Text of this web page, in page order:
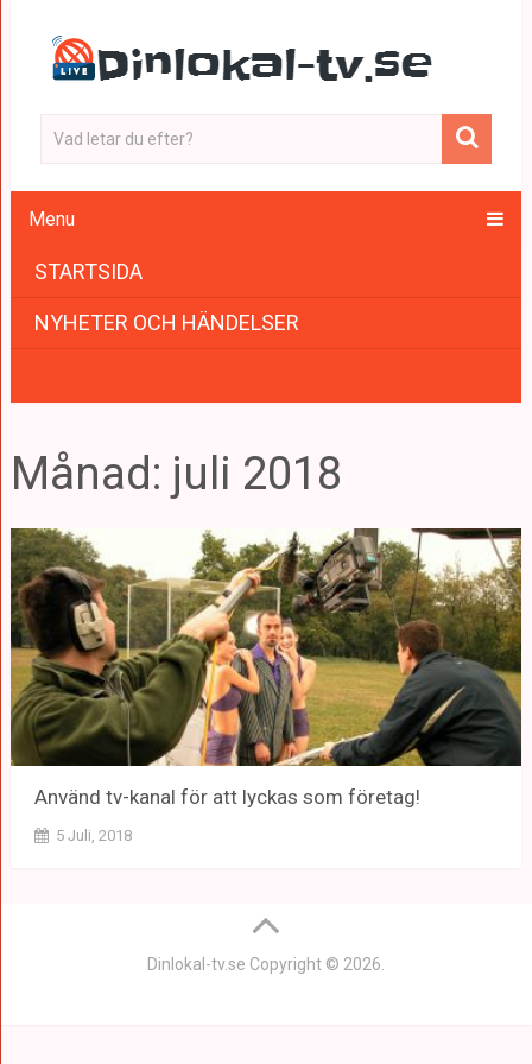
Menu
STARTSIDA
NYHETER OCH HÄNDELSER
Månad: juli 2018
Använd tv-kanal för att lyckas som företag!
5 Juli, 2018
Dinlokal-tv.se Copyright © 2026.